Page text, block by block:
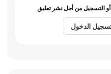
التسجيل من أجل نشر تعليق
الدخول